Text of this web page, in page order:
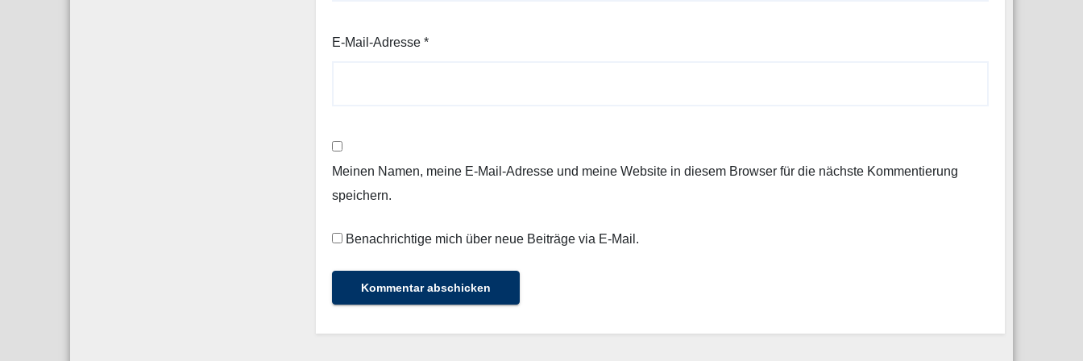
E-Mail-Adresse *
Meinen Namen, meine E-Mail-Adresse und meine Website in diesem Browser für die nächste Kommentierung
speichern.
Benachrichtige mich über neue Beiträge via E-Mail.